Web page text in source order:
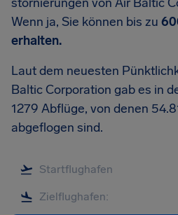
Wenn ja, Sie können bis zu
erhalten.
Laut dem neuesten
Baltic Corporation gab es in
1279 Abflüge, von denen
abgeflogen sind.